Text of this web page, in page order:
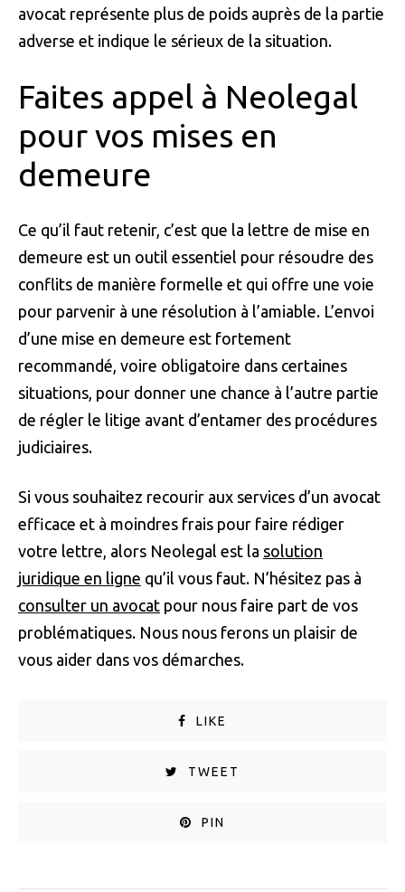
avocat représente plus de poids auprès de la partie
adverse et indique le sérieux de la situation.
Faites appel à Neolegal
pour vos mises en
demeure
Ce qu’il faut retenir, c’est que la lettre de mise en
demeure est un outil essentiel pour résoudre des
conflits de manière formelle et qui offre une voie
pour parvenir à une résolution à l’amiable. L’envoi
d’une mise en demeure est fortement
recommandé, voire obligatoire dans certaines
situations, pour donner une chance à l’autre partie
de régler le litige avant d’entamer des procédures
judiciaires.
Si vous souhaitez recourir aux services d’un avocat
efficace et à moindres frais pour faire rédiger
votre lettre, alors Neolegal est la solution
juridique en ligne qu’il vous faut. N’hésitez pas à
consulter un avocat pour nous faire part de vos
problématiques. Nous nous ferons un plaisir de
vous aider dans vos démarches.
LIKE
TWEET
PIN